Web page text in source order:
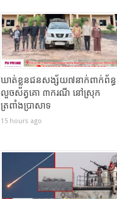
ឃាត់ខ្លួនជនសង្ស័យ៧នាក់ពាក់ព័ន្ធ
លួចសត្វគោ ៣ករណី នៅស្រុក
ត្រពាំងប្រាសាទ
15 hours ago